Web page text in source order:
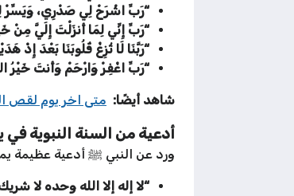
“رَبِّ اشْرَحْ لِي صَدْرِي، وَيَسِّرْ
“رَبِّ إِنِّي لِمَا أَنزَلْتَ إِلَيَّ مِنْ
“رَبَّنَا لَا تُزِغْ قُلُوبَنَا بَعْدَ إِذْ
“رَبِّ اغْفِرْ وَارْحَمْ وَأَنتَ خَيْرُ
شاهد أيضًا: متى اخر يوم لقص
أدعية من السنة النبوية في
ورد عن النبي ﷺ أدعية عظيمة
“لا إله إلا الله وحده لا